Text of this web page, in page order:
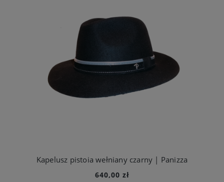
Kapelusz pistoia wełniany czarny | Panizza
640,00 zł